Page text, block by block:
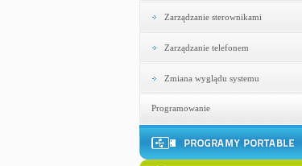
Zarządzanie sterownikami
Zarządzanie telefonem
Zmiana wyglądu systemu
Programowanie